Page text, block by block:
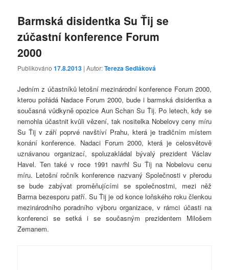
Barmská disidentka Su Ťij se
zúčastní konference Forum
2000
Publikováno17.8.2013 | Autor:Tereza Sedláková
Jedním z účastníků letošní mezinárodní konference Forum 2000,
kterou pořádá Nadace Forum 2000, bude i barmská disidentka a
současná vůdkyně opozice Aun Schan Su Ťij. Po letech, kdy se
nemohla účastnit kvůli vězení, tak nositelka Nobelovy ceny míru
Su Ťij v září poprvé navštíví Prahu, která je tradičním místem
konání konference. Nadaci Forum 2000, která je celosvětově
uznávanou organizací, spoluzakládal bývalý prezident Václav
Havel. Ten také v roce 1991 navrhl Su Ťij na Nobelovu cenu
míru. Letošní ročník konference nazvaný Společnosti v přerodu
se bude zabývat proměňujícími se společnostmi, mezi něž
Barma bezesporu patří. Su Ťij je od konce loňského roku členkou
mezinárodního poradního výboru organizace, v rámci účasti na
konferenci se setká i se současným prezidentem Milošem
Zemanem.